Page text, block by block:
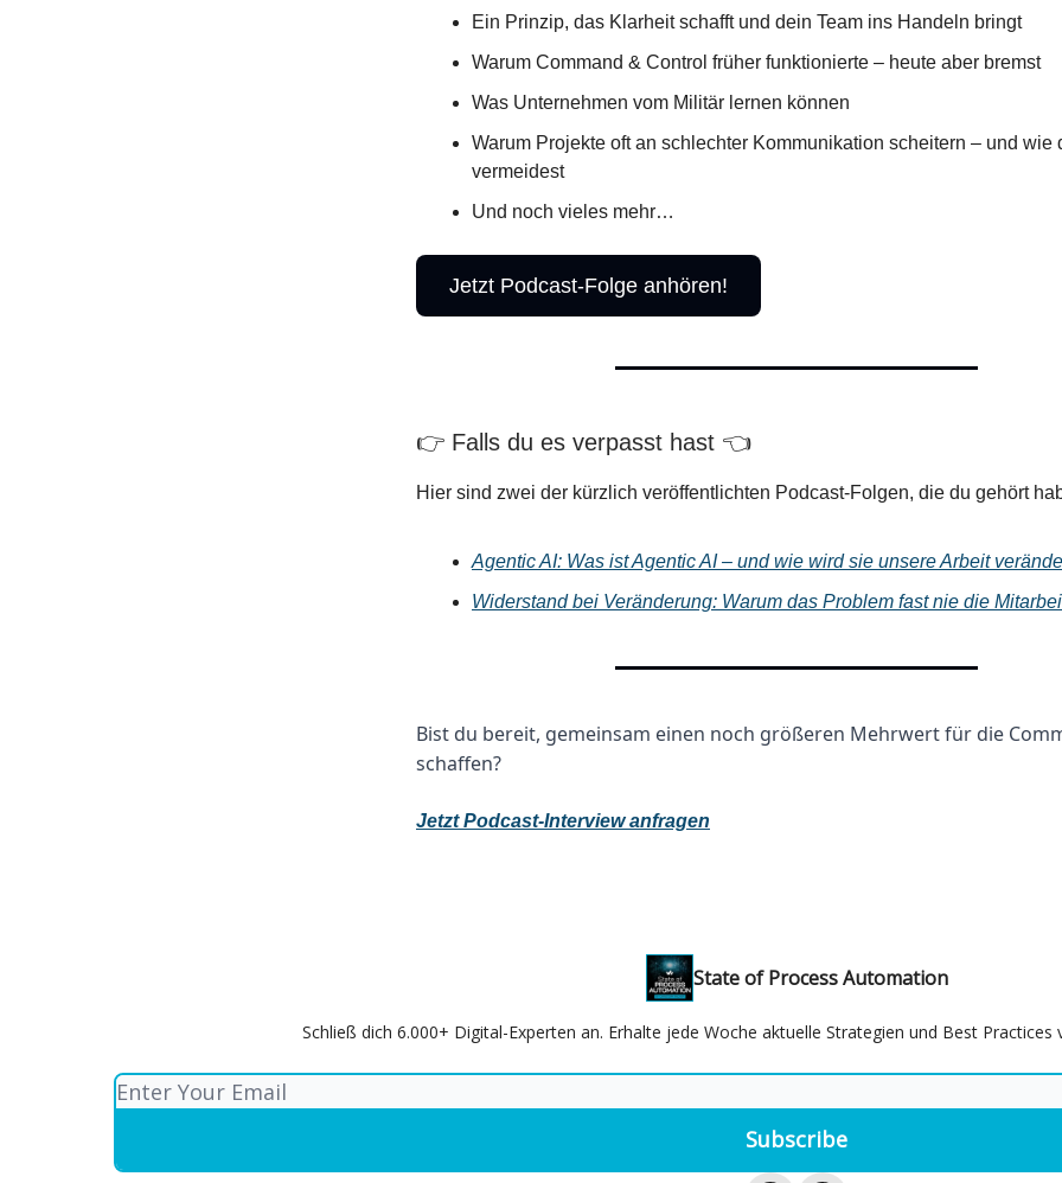
Ein Prinzip, das Klarheit schafft und dein Team ins Handeln bringt
Warum Command & Control früher funktionierte – heute aber bremst
Was Unternehmen vom Militär lernen können
Warum Projekte oft an schlechter Kommunikation scheitern – und wie
vermeidest
Und noch vieles mehr…
Jetzt Podcast-Folge anhören!
👉 Falls du es verpasst hast 👈
Hier sind zwei der kürzlich veröffentlichten Podcast-Folgen, die du gehört
Agentic AI: Was ist Agentic AI – und wie wird sie unsere Arbeit
Widerstand bei Veränderung: Warum das Problem fast nie die
Bist du bereit, gemeinsam einen noch größeren Mehrwert für die
schaffen?
Jetzt Podcast-Interview anfragen
State of Process Automation
Schließ dich 6.000+ Digital-Experten an. Erhalte jede Woche aktuelle Strategien und Best Practices